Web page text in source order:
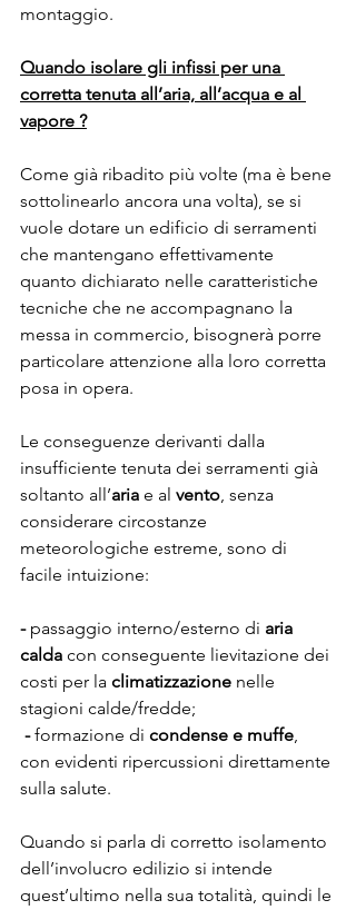
montaggio.
Quando isolare gli infissi per una
corretta tenuta all’aria, all’acqua e al
vapore ?
Come già ribadito più volte (ma è bene
sottolinearlo ancora una volta), se si
vuole dotare un edificio di serramenti
che mantengano effettivamente
quanto dichiarato nelle caratteristiche
tecniche che ne accompagnano la
messa in commercio, bisognerà porre
particolare attenzione alla loro corretta
posa in opera.
Le conseguenze derivanti dalla
insufficiente tenuta dei serramenti già
soltanto all’aria e al vento, senza
considerare circostanze
meteorologiche estreme, sono di
facile intuizione:
- passaggio interno/esterno di aria
calda con conseguente lievitazione dei
costi per la climatizzazione nelle
stagioni calde/fredde;
- formazione di condense e muffe,
con evidenti ripercussioni direttamente
sulla salute.
Quando si parla di corretto isolamento
dell’involucro edilizio si intende
quest’ultimo nella sua totalità, quindi le